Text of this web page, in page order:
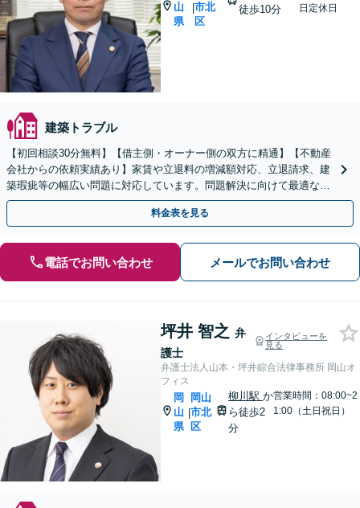
山
県
|市北
区
徒歩10分
日定休日
建築トラブル
【初回相談30分無料】【借主側・オーナー側の双方に精通】【不動産
会社からの依頼実績あり】家賃や立退料の増減額対応、立退請求、建
築瑕疵等の幅広い問題に対応しています。問題解決に向けて最適な手
段をご提案し、迅速かつ丁寧に対応いたします。
料金表を見る
電話でお問い合わせ メールでお問い合わせ
坪井 智之 弁
護士
インタビューを
見る
弁護士法人山本・坪井綜合法律事務所 岡山オ
フィス
岡
山
県
|
岡山
市北
区
柳川駅か
ら徒歩2
分
営業時間：08:00~2
1:00（土日祝日）